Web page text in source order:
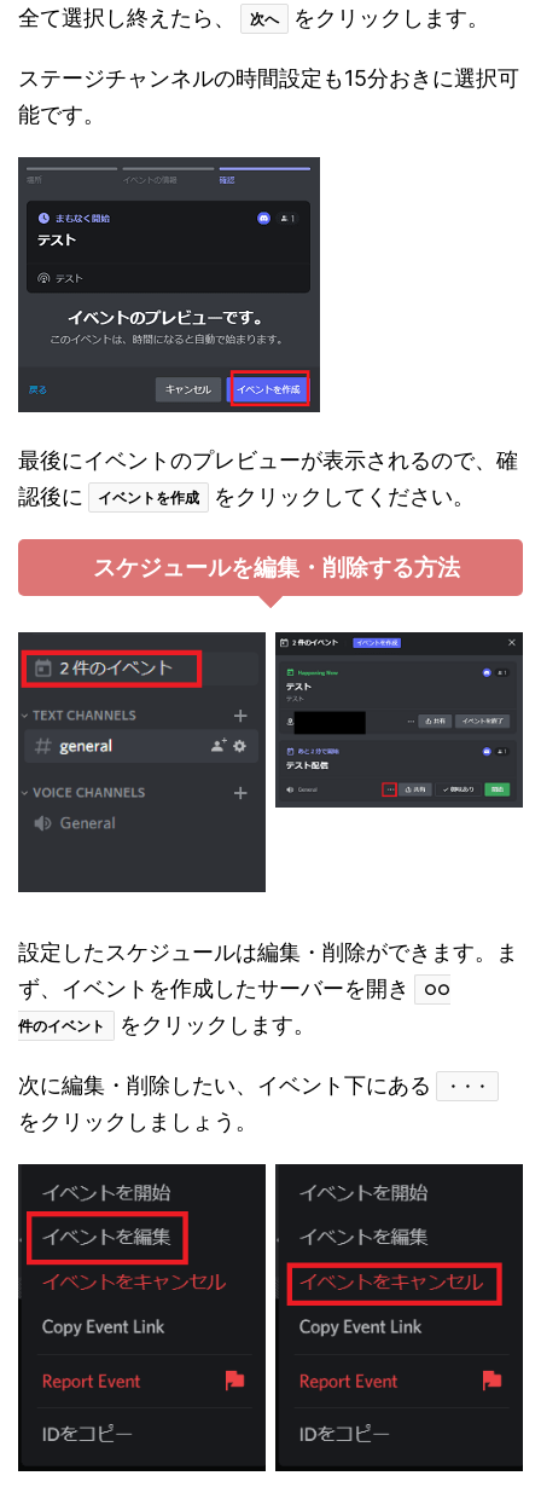
全て選択し終えたら、 次へ をクリックします。
ステージチャンネルの時間設定も15分おきに選択可
能です。
最後にイベントのプレビューが表示されるので、確
認後に
イベントを作成 をクリックしてください。
スケジュールを編集・削除する方法
設定したスケジュールは編集・削除ができます。ま
ず、イベントを作成したサーバーを開き
○○
件のイベント
をクリックします。
次に編集・削除したい、イベント下にある ・・・
をクリックしましょう。